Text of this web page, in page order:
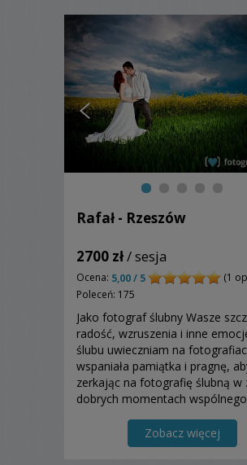
Rafał - Rzeszów
2700 zł/ sesja
Ocena: 5,00 / 5
(1
Poleceń: 175
Jako fotograf ślubny Wasze
radość, wzruszenia i inne
ślubu uwieczniam na
wspaniała pamiątka i pragnę,
zerkając na fotografię ślubną w
dobrych momentach
szczęście tamtych dni.
Zobacz więcej